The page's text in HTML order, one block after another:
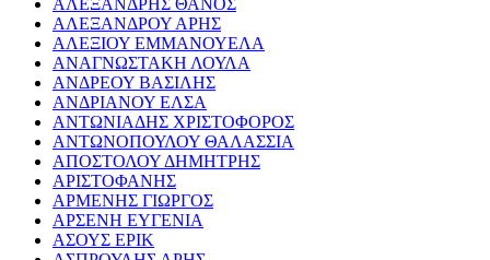
ΑΛΕΞΑΝΔΡΟΥ ΑΡΗΣ
ΑΛΕΞΙΟΥ ΕΜΜΑΝΟΥΕΛΑ
ΑΝΑΓΝΩΣΤΑΚΗ ΛΟΥΛΑ
ΑΝΔΡΕΟΥ ΒΑΣΙΛΗΣ
ΑΝΔΡΙΑΝΟΥ ΕΛΣΑ
ΑΝΤΩΝΙΑΔΗΣ ΧΡΙΣΤΟΦΟΡΟΣ
ΑΝΤΩΝΟΠΟΥΛΟΥ ΘΑΛΑΣΣΙΑ
ΑΠΟΣΤΟΛΟΥ ΔΗΜΗΤΡΗΣ
ΑΡΙΣΤΟΦΑΝΗΣ
ΑΡΜΕΝΗΣ ΓΙΩΡΓΟΣ
ΑΡΣΕΝΗ ΕΥΓΕΝΙΑ
ΑΣΟΥΣ ΕΡΙΚ